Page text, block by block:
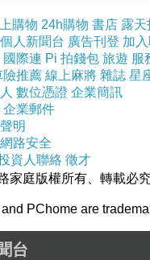
購物 24h購物 書店 露天
個人新聞台 廣告刊登 加
國際連 Pi 拍錢包 旅遊 服
險推薦 線上麻將 雜誌 星
數位憑證 企業簡訊
企業郵件
明
路安全
資人聯絡 徵才
家庭版權所有、轉載必究
PChome are
台